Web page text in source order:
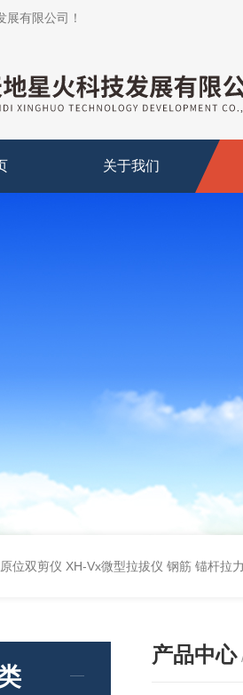
有限公司！
关于我们
位双剪仪 XH-Vx微型拉拔仪 钢筋 锚杆拉
产品中心